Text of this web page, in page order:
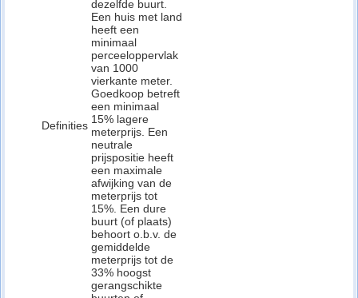
Definities
dezelfde buurt.
Een huis met land
heeft een
minimaal
perceeloppervlak
van 1000
vierkante meter.
Goedkoop betreft
een minimaal
15% lagere
meterprijs. Een
neutrale
prijspositie heeft
een maximale
afwijking van de
meterprijs tot
15%. Een dure
buurt (of plaats)
behoort o.b.v. de
gemiddelde
meterprijs tot de
33% hoogst
gerangschikte